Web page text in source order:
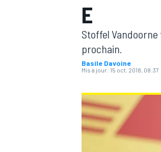
E
Stoffel
prochain.
Basile Davoine
Mis à jour: 15 oct. 2018, 08:37